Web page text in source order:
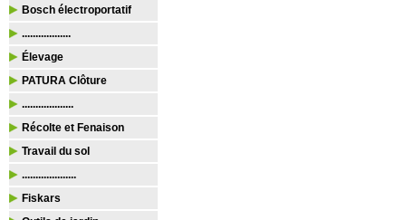
Bosch électroportatif
..................
Élevage
PATURA Clôture
...................
Récolte et Fenaison
Travail du sol
....................
Fiskars